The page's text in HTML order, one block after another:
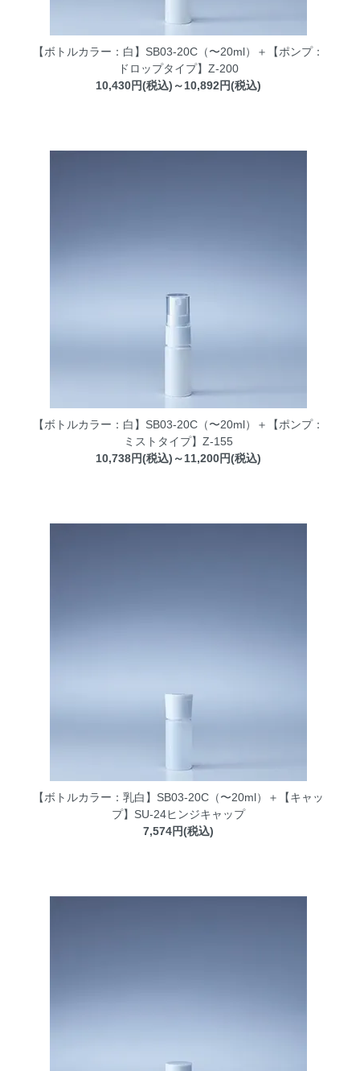
【ボトルカラー：白】SB03-20C（〜20ml）＋【ポンプ：
ドロップタイプ】Z-200
10,430円(税込)～10,892円(税込)
【ボトルカラー：白】SB03-20C（〜20ml）＋【ポンプ：
ミストタイプ】Z-155
10,738円(税込)～11,200円(税込)
【ボトルカラー：乳白】SB03-20C（〜20ml）＋【キャッ
プ】SU-24ヒンジキャップ
7,574円(税込)